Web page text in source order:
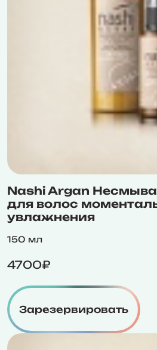
Nashi Argan
для волос
увлажнения
150 мл
4700₽
Зарезервировать